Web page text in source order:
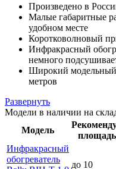
Произведено в
Малые габаритные
удобном месте
Коротковолновый
Инфракрасный
немного
Широкий модельный
метров
Развернуть
Модели в наличии на
Модель
Инфракрасный
обогреватель
до 10